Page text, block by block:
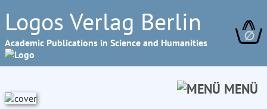
Logos Verlag Berlin
Academic Publications in Science and Humanities ∅
MENÜ